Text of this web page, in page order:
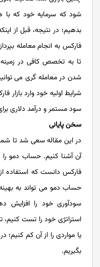
شود که سرمایه خود که
بدهیم؛ در نتیجه، قبل از
فارکس به انجام معامله
تا به تخصص کافی در
شدن در معامله گری می
شرایط اولیه خود وارد
سود مستمر و درآمد دلاری
سخن پایانی
در این مقاله سعی شد تا
آن آشنا کنیم. حساب دمو را
فارکس دانست که استفاده
حساب دمو می تواند به
سودآوری خود را افزایش
استراتژی خود را تست کنیم،
یا مواردی را از آن کم کنیم؛
بگیریم.